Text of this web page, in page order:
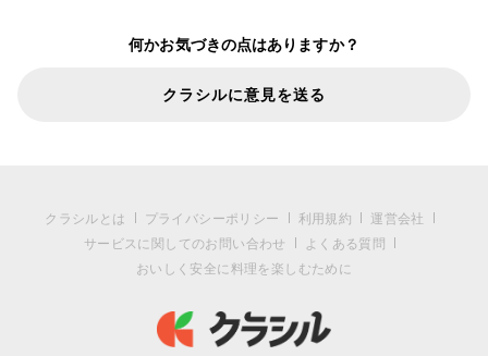
何かお気づきの点はありますか？
クラシルに意見を送る
クラシルとは プライバシーポリシー 利用規約
運営会社
サービスに関してのお問い合わせ
よくある質問
おいしく安全に料理を楽しむために